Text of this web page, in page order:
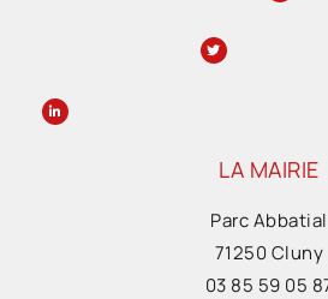
LA MAIRIE
Parc Abbatial
71250 Cluny
03 85 59 05